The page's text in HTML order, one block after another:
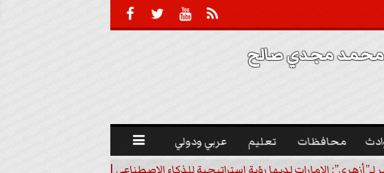
  

محمد مجدي صالح
محافظات تعليم عربي ودولي 
لـ”أزهري”: الإمارات لديها رؤية استراتيجية للذكاء الاصطناعي | فيديو